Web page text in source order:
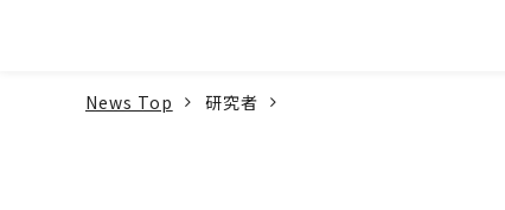
News Top 研究者